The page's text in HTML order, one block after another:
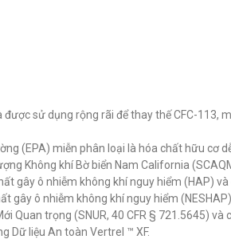
sử dụng rộng rãi để thay thế CFC-113,
(EPA) miễn phân loại là hóa chất hữu cơ
Không khí Bờ biển Nam California
gây ô nhiễm không khí nguy hiểm (HAP)
gây ô nhiễm không khí nguy hiểm (NESHAP).
Quan trọng (SNUR, 40 CFR § 721.5645) và
Dữ liệu An toàn Vertrel ™ XF.